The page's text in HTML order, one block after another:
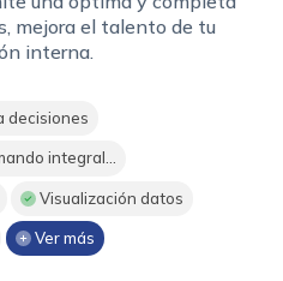
mejora el talento de tu
interna.
decisiones
integral...
Visualización datos
Ver más